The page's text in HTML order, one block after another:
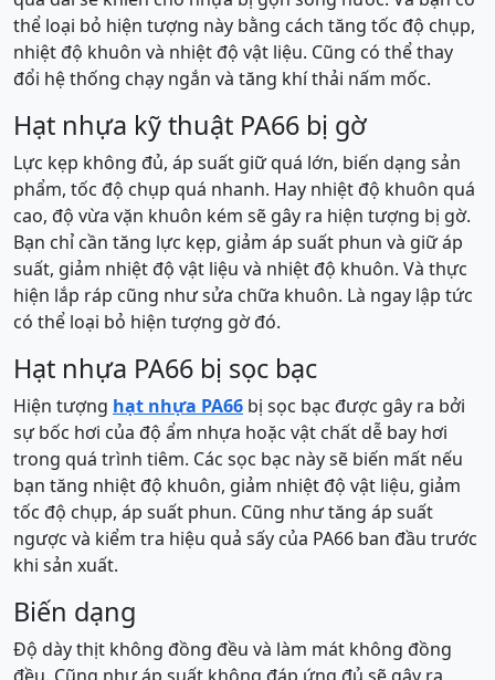
thể loại bỏ hiện tượng này bằng cách tăng tốc độ chụp,
nhiệt độ khuôn và nhiệt độ vật liệu. Cũng có thể thay
đổi hệ thống chạy ngắn và tăng khí thải nấm mốc.
Hạt nhựa kỹ thuật PA66 bị gờ
Lực kẹp không đủ, áp suất giữ quá lớn, biến dạng sản
phẩm, tốc độ chụp quá nhanh. Hay nhiệt độ khuôn quá
cao, độ vừa vặn khuôn kém sẽ gây ra hiện tượng bị gờ.
Bạn chỉ cần tăng lực kẹp, giảm áp suất phun và giữ áp
suất, giảm nhiệt độ vật liệu và nhiệt độ khuôn. Và thực
hiện lắp ráp cũng như sửa chữa khuôn. Là ngay lập tức
có thể loại bỏ hiện tượng gờ đó.
Hạt nhựa PA66 bị sọc bạc
Hiện tượng hạt nhựa PA66 bị sọc bạc được gây ra bởi
sự bốc hơi của độ ẩm nhựa hoặc vật chất dễ bay hơi
trong quá trình tiêm. Các sọc bạc này sẽ biến mất nếu
bạn tăng nhiệt độ khuôn, giảm nhiệt độ vật liệu, giảm
tốc độ chụp, áp suất phun. Cũng như tăng áp suất
ngược và kiểm tra hiệu quả sấy của PA66 ban đầu trước
khi sản xuất.
Biến dạng
Độ dày thịt không đồng đều và làm mát không đồng